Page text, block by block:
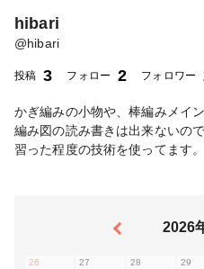
hibari
@hibari
投稿 3 フォロー 2 フォロワー
かぎ編みの小物や、棒編みメイ
編み図の読み書きは出来ないの
習った程度の技術を使ってます。
2026
26 27 28 29